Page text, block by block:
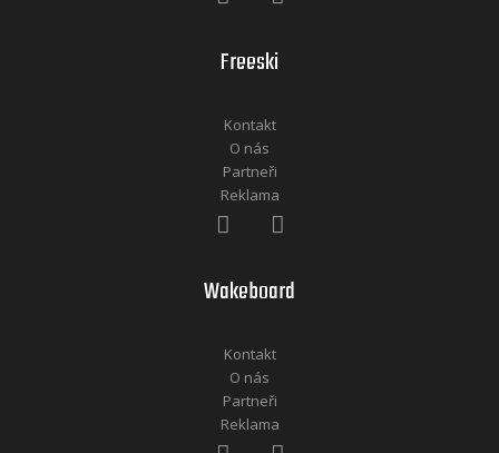
Freeski
Kontakt
O nás
Partneři
Reklama
Wakeboard
Kontakt
O nás
Partneři
Reklama